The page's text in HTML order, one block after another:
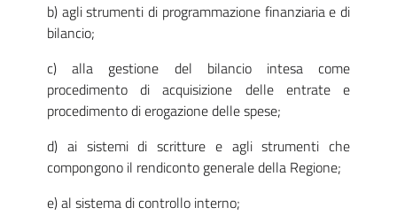
b) agli strumenti di programmazione finanziaria e di
bilancio;
c) alla gestione del bilancio intesa come
procedimento di acquisizione delle entrate e
procedimento di erogazione delle spese;
d) ai sistemi di scritture e agli strumenti che
compongono il rendiconto generale della Regione;
e) al sistema di controllo interno;